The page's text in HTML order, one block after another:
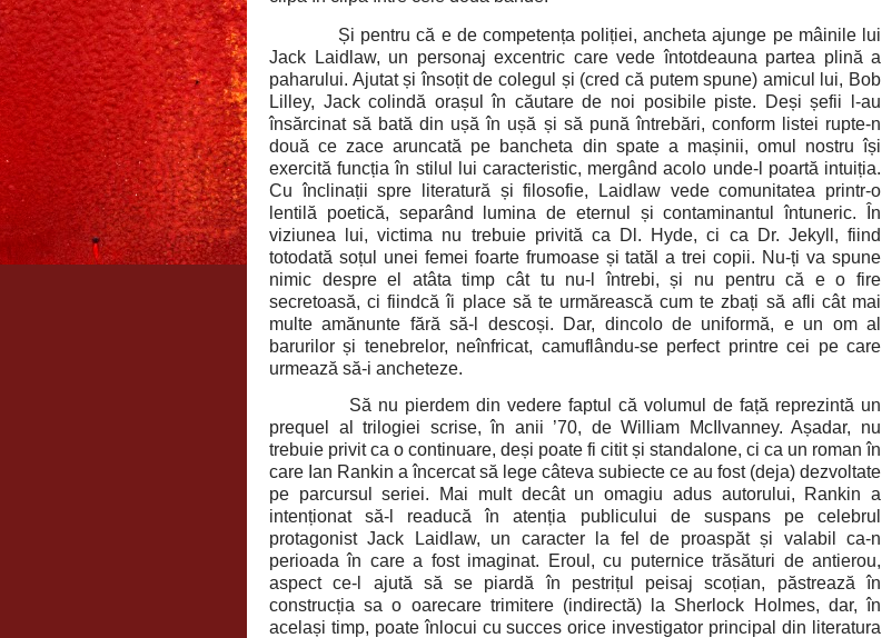
Și pentru că e de competența poliției, ancheta ajunge pe mâinile lui
Jack Laidlaw, un personaj excentric care vede întotdeauna partea plină a
paharului. Ajutat și însoțit de colegul și (cred că putem spune) amicul lui, Bob
Lilley, Jack colindă orașul în căutare de noi posibile piste. Deși șefii l-au
însărcinat să bată din ușă în ușă și să pună întrebări, conform listei rupte-n
două ce zace aruncată pe bancheta din spate a mașinii, omul nostru își
exercită funcția în stilul lui caracteristic, mergând acolo unde-l poartă intuiția.
Cu înclinații spre literatură și filosofie, Laidlaw vede comunitatea printr-o
lentilă poetică, separând lumina de eternul și contaminantul întuneric. În
viziunea lui, victima nu trebuie privită ca Dl. Hyde, ci ca Dr. Jekyll, fiind
totodată soțul unei femei foarte frumoase și tatăl a trei copii. Nu-ți va spune
nimic despre el atâta timp cât tu nu-l întrebi, și nu pentru că e o fire
secretoasă, ci fiindcă îi place să te urmărească cum te zbați să afli cât mai
multe amănunte fără să-l descoși. Dar, dincolo de uniformă, e un om al
barurilor și tenebrelor, neînfricat, camuflându-se perfect printre cei pe care
urmează să-i ancheteze.
Să nu pierdem din vedere faptul că volumul de față reprezintă un
prequel al trilogiei scrise, în anii ’70, de William McIlvanney. Așadar, nu
trebuie privit ca o continuare, deși poate fi citit și standalone, ci ca un roman în
care Ian Rankin a încercat să lege câteva subiecte ce au fost (deja) dezvoltate
pe parcursul seriei. Mai mult decât un omagiu adus autorului, Rankin a
intenționat să-l readucă în atenția publicului de suspans pe celebrul
protagonist Jack Laidlaw, un caracter la fel de proaspăt și valabil ca-n
perioada în care a fost imaginat. Eroul, cu puternice trăsături de antierou,
aspect ce-l ajută să se piardă în pestrițul peisaj scoțian, păstrează în
construcția sa o oarecare trimitere (indirectă) la Sherlock Holmes, dar, în
același timp, poate înlocui cu succes orice investigator principal din literatura